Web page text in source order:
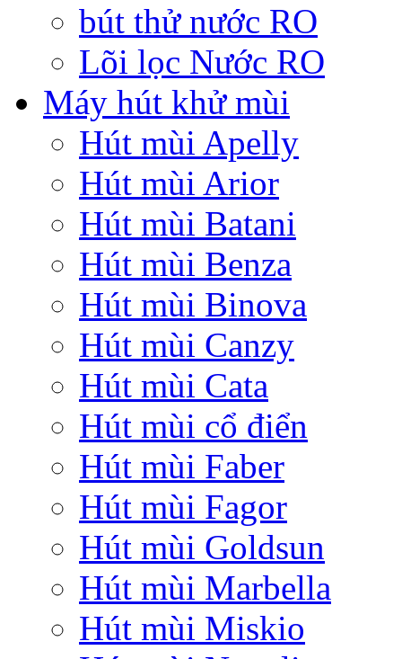
bút thử nước RO
Lõi lọc Nước RO
Máy hút khử mùi
Hút mùi Apelly
Hút mùi Arior
Hút mùi Batani
Hút mùi Benza
Hút mùi Binova
Hút mùi Canzy
Hút mùi Cata
Hút mùi cổ điển
Hút mùi Faber
Hút mùi Fagor
Hút mùi Goldsun
Hút mùi Marbella
Hút mùi Miskio